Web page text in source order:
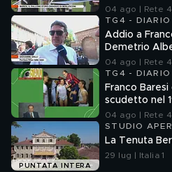
04 ago | Rete 4
TG4 - DIARIO
Addio a
Demetrio
Giovanni Galli
04 ago | Rete 4
TG4 - DIARIO
Franco
scudetto nel
04 ago | Rete 4
PUNTATA INTERA
STUDIO
La Tenuta
29 lug | Italia 1